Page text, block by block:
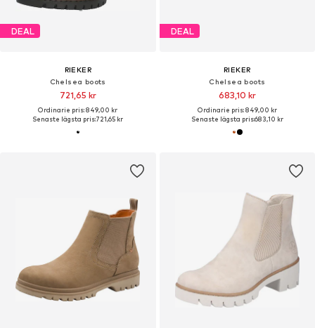
DEAL
RIEKER
Chelsea boots
721,65 kr
Ordinarie pris: 849,00 kr
Senaste lägsta pris:721,65 kr
DEAL
RIEKER
Chelsea boots
683,10 kr
Ordinarie pris: 849,00 kr
Senaste lägsta pris:683,10 kr